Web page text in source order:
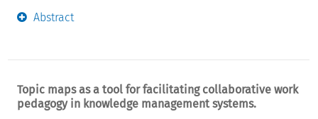
Abstract
Topic maps as a tool for facilitating collaborative work
pedagogy in knowledge management systems.